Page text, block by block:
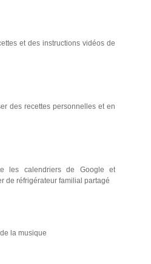
et des instructions vidéos de
des recettes personnelles et en
les calendriers de Google et
de réfrigérateur familial partagé
la musique